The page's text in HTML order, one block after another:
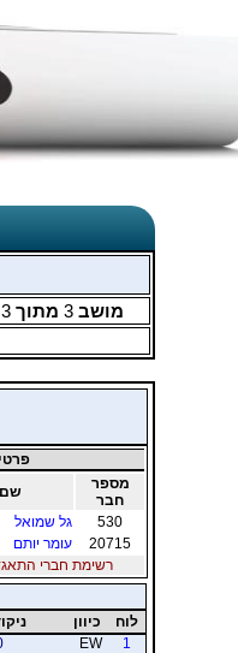
מושב 3 מתוך 3
מספר
חבר
שם
530
גל שמואל
20715
עומר יותם
רשימת חברי התאגדות
לוח כיוון
1
EW